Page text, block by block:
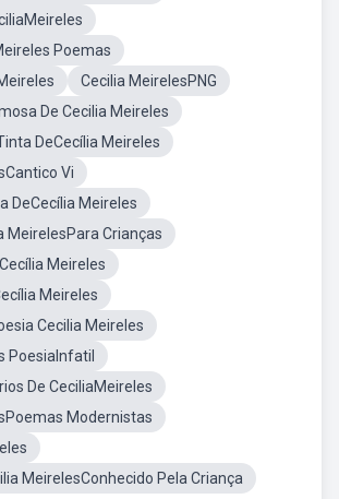
Poemas
Cecilia MeirelesPNG
De Cecilia Meireles
DeCecília Meireles
Vi
DeCecília Meireles
MeirelesPara Crianças
Meireles
Meireles
Cecilia Meireles
PoesiaInfatil
De CeciliaMeireles
Modernistas
MeirelesConhecido Pela Criança